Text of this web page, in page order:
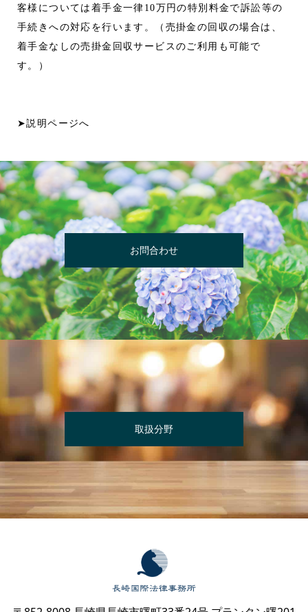
客様については着手金一律10万円の特別料金で訴訟等の
手続きへの対応を行います。（売掛金の回収の場合は、
着手金なしの売掛金回収サービスのご利用も可能で
す。）
➤説明ページへ
お問合わせ
取扱分野